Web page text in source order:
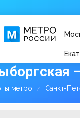
метро Санкт-